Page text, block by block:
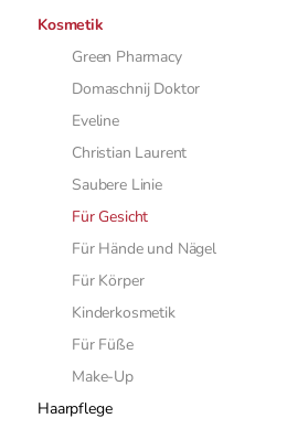
Kosmetik
Green Pharmacy
Domaschnij Doktor
Eveline
Christian Laurent
Saubere Linie
Für Gesicht
Für Hände und Nägel
Für Körper
Kinderkosmetik
Für Füße
Make-Up
Haarpflege